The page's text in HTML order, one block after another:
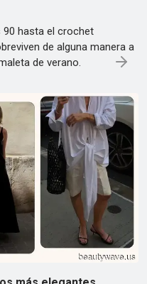
90 hasta el crochet
de alguna manera a
de verano.